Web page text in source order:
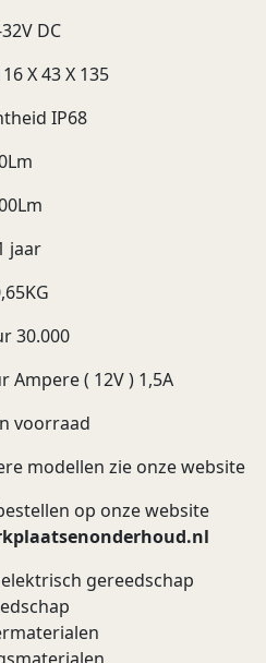
DC
X 43 X 135
IP68
jaar
30.000
Ampere ( 12V ) 1,5A
voorraad
modellen zie onze website
op onze website
gereedschap